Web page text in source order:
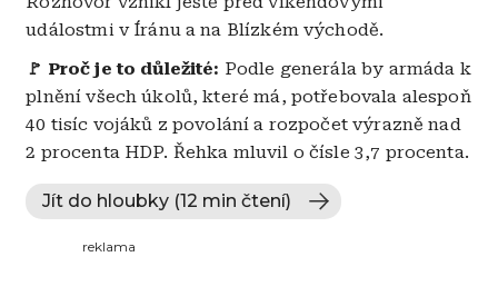
událostmi v Íránu a na Blízkém východě.
🚩 Proč je to důležité: Podle generála by armáda k
plnění všech úkolů, které má, potřebovala alespoň
40 tisíc vojáků z povolání a rozpočet výrazně nad
2 procenta HDP. Řehka mluvil o čísle 3,7 procenta.
Jít do hloubky (12 min čtení)
reklama